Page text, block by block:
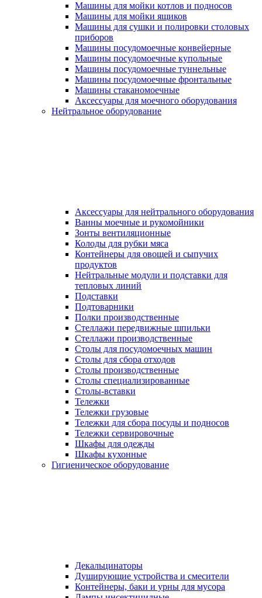
Машины для мойки котлов и подносов
Машины для мойки ящиков
Машины для сушки и полировки столовых
приборов
Машины посудомоечные конвейерные
Машины посудомоечные купольные
Машины посудомоечные туннельные
Машины посудомоечные фронтальные
Машины стаканомоечные
Аксессуары для моечного оборудования
Нейтральное оборудование
Аксессуары для нейтрального оборудования
Ванны моечные и рукомойники
Зонты вентиляционные
Колоды для рубки мяса
Контейнеры для овощей и сыпучих
продуктов
Нейтральные модули и подставки для
тепловых линий
Подставки
Подтоварники
Полки производственные
Стеллажи передвижные шпильки
Стеллажи производственные
Столы для посудомоечных машин
Столы для сбора отходов
Столы производственные
Столы специализированные
Столы-вставки
Тележки
Тележки грузовые
Тележки для сбора посуды и подносов
Тележки сервировочные
Шкафы для одежды
Шкафы кухонные
Гигиеническое оборудование
Декальцинаторы
Душирующие устройства и смесители
Контейнеры, баки и урны для мусора